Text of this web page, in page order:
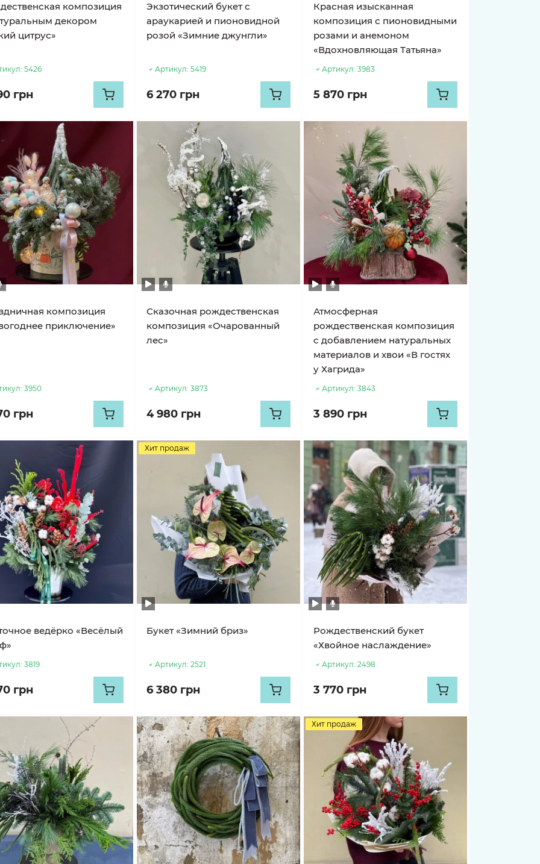
композиция
декором
цитрус»
5426
грн
Экзотический букет с
араукарией и пионовидной
розой «Зимние джунгли»
Артикул: 5419
6 270 грн
Красная изысканная
композиция с пионовидными
розами и анемоном
«Вдохновляющая Татьяна»
Артикул: 3983
5 870 грн
композиция
приключение»
3950
грн
Сказочная рождественская
композиция «Очарованный
лес»
Артикул: 3873
4 980 грн
Атмосферная
рождественская композиция
с добавлением натуральных
материалов и хвои «В гостях
у Хагрида»
Артикул: 3843
3 890 грн
ведёрко «Весёлый
3819
грн
Хит продаж
Букет «Зимний бриз»
Артикул: 2521
6 380 грн
Рождественский букет
«Хвойное наслаждение»
Артикул: 2498
3 770 грн
Хит продаж